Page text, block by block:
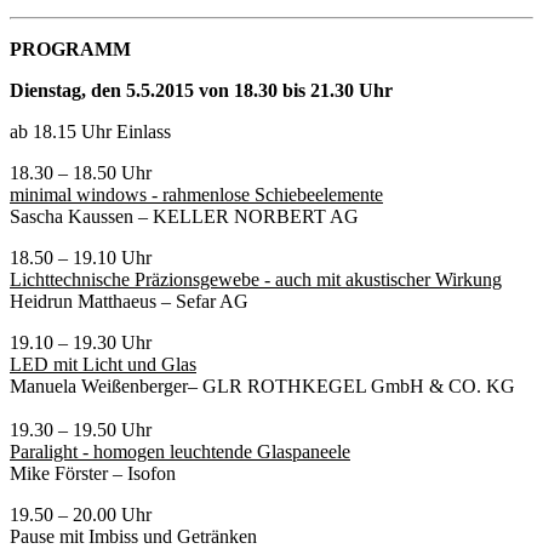
PROGRAMM
Dienstag, den 5.5.2015 von 18.30 bis 21.30 Uhr
ab 18.15 Uhr Einlass
18.30 – 18.50 Uhr
minimal windows - rahmenlose Schiebeelemente
Sascha Kaussen – KELLER NORBERT AG
18.50 – 19.10 Uhr
Lichttechnische Präzionsgewebe - auch mit akustischer Wirkung
Heidrun Matthaeus – Sefar AG
19.10 – 19.30 Uhr
LED mit Licht und Glas
Manuela Weißenberger– GLR ROTHKEGEL GmbH & CO. KG
19.30 – 19.50 Uhr
Paralight - homogen leuchtende Glaspaneele
Mike Förster – Isofon
19.50 – 20.00 Uhr
Pause mit Imbiss und Getränken